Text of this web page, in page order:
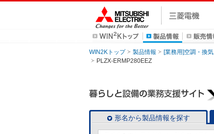
WIN2Kトップ 製品情報 [業務用]空調・換気
PLZX-ERMP280EEZ
形名から製品情報を探す